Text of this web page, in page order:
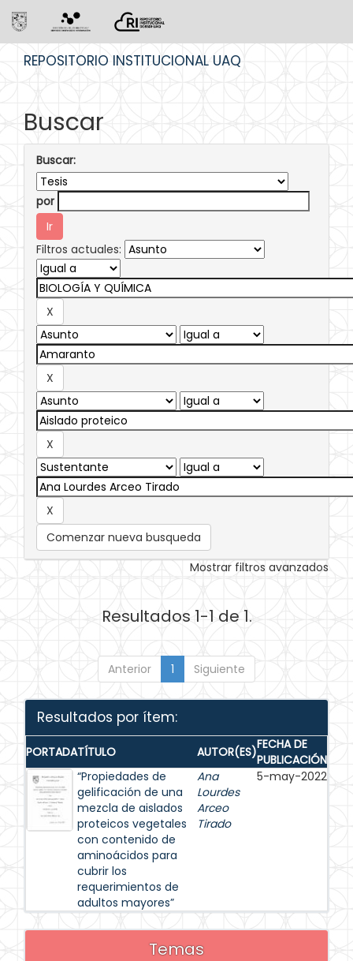
REPOSITORIO INSTITUCIONAL UAQ
Buscar
Buscar:
por
Filtros actuales:
Comenzar nueva busqueda
Mostrar filtros avanzados
Resultados 1-1 de 1.
Anterior 1 Siguiente
Resultados por ítem:
PORTADATÍTULO AUTOR(ES)FECHA DE
PUBLICACIÓN
“Propiedades de
gelificación de una
mezcla de aislados
proteicos vegetales
con contenido de
aminoácidos para
cubrir los
requerimientos de
adultos mayores”
Ana
Lourdes
Arceo
Tirado
5-may-2022
Temas